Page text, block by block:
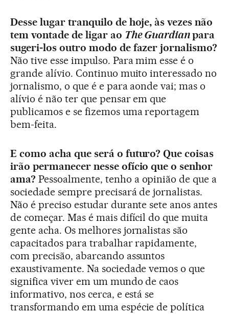
Desse lugar tranquilo de hoje, às vezes não
tem vontade de ligar ao The Guardianpara
sugeri-los outro modo de fazer jornalismo?
Não tive esse impulso. Para mim esse é o
grande alívio. Continuo muito interessado no
jornalismo, o que é e para aonde vai; mas o
alívio é não ter que pensar em que
publicamos e se fizemos uma reportagem
bem-feita.
E como acha que será o futuro? Que coisas
irão permanecer nesse ofício que o senhor
ama? Pessoalmente, tenho a opinião de que a
sociedade sempre precisará de jornalistas.
Não é preciso estudar durante sete anos antes
de começar. Mas é mais difícil do que muita
gente acha. Os melhores jornalistas são
capacitados para trabalhar rapidamente,
com precisão, abarcando assuntos
exaustivamente. Na sociedade vemos o que
significa viver em um mundo de caos
informativo, nos cerca, e está se
transformando em uma espécie de política